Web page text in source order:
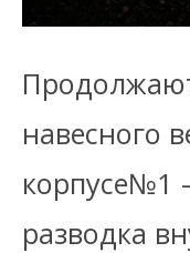
навесного
корпусе№1
разводка